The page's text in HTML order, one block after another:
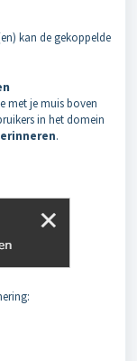
kan de gekoppelde
met je muis boven
in het domein
.